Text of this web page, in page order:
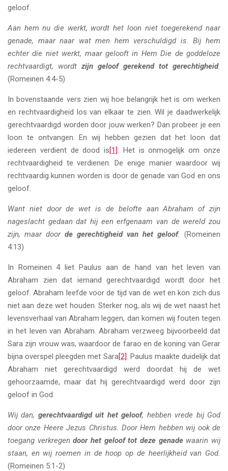
geloof.
Aan hem nu die werkt, wordt het loon niet toegerekend naar
genade, maar naar wat men hem verschuldigd is. Bij hem
echter die niet werkt, maar gelooft in Hem Die de goddeloze
rechtvaardigt, wordt zijn geloof gerekend tot gerechtigheid.
(Romeinen 4:4-5)
In bovenstaande vers zien wij hoe belangrijk het is om werken
en rechtvaardigheid los van elkaar te zien. Wil je daadwerkelijk
gerechtvaardigd worden door jouw werken? Dan probeer je een
loon te ontvangen. En wij hebben gezien dat het loon dat
iedereen verdient de dood is[1]. Het is onmogelijk om onze
rechtvaardigheid te verdienen. De enige manier waardoor wij
rechtvaardig kunnen worden is door de genade van God en ons
geloof.
Want niet door de wet is de belofte aan Abraham of zijn
nageslacht gedaan dat hij een erfgenaam van de wereld zou
zijn, maar door de gerechtigheid van het geloof. (Romeinen
4:13)
In Romeinen 4 liet Paulus aan de hand van het leven van
Abraham zien dat iemand gerechtvaardigd wordt door het
geloof. Abraham leefde voor de tijd van de wet en kon zich dus
niet aan deze wet houden. Sterker nog, als wij de wet naast het
levensverhaal van Abraham leggen, dan komen wij fouten tegen
in het leven van Abraham. Abraham verzweeg bijvoorbeeld dat
Sara zijn vrouw was, waardoor de farao en de koning van Gerar
bijna overspel pleegden met Sara[2]. Paulus maakte duidelijk dat
Abraham niet gerechtvaardigd werd doordat hij de wet
gehoorzaamde, maar dat hij gerechtvaardigd werd door zijn
geloof in God.
Wij dan, gerechtvaardigd uit het geloof, hebben vrede bij God
door onze Heere Jezus Christus. Door Hem hebben wij ook de
toegang verkregendoor het geloof tot deze genadewaarin wij
staan, en wij roemen in de hoop op de heerlijkheid van God.
(Romeinen 5:1-2)